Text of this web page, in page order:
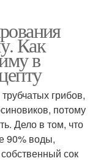
Как
в
грибов,
потому
Дело в том, что
90% воды,
сок